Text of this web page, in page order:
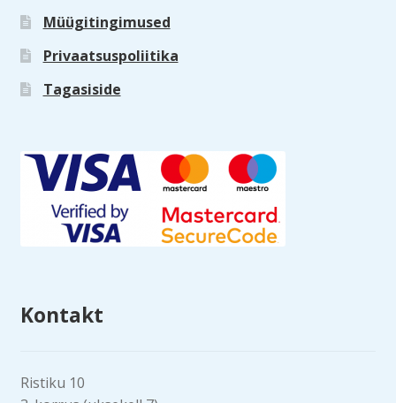
Müügitingimused
Privaatsuspoliitika
Tagasiside
Kontakt
Ristiku 10